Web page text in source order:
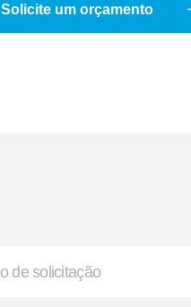
Solicite um orçamento